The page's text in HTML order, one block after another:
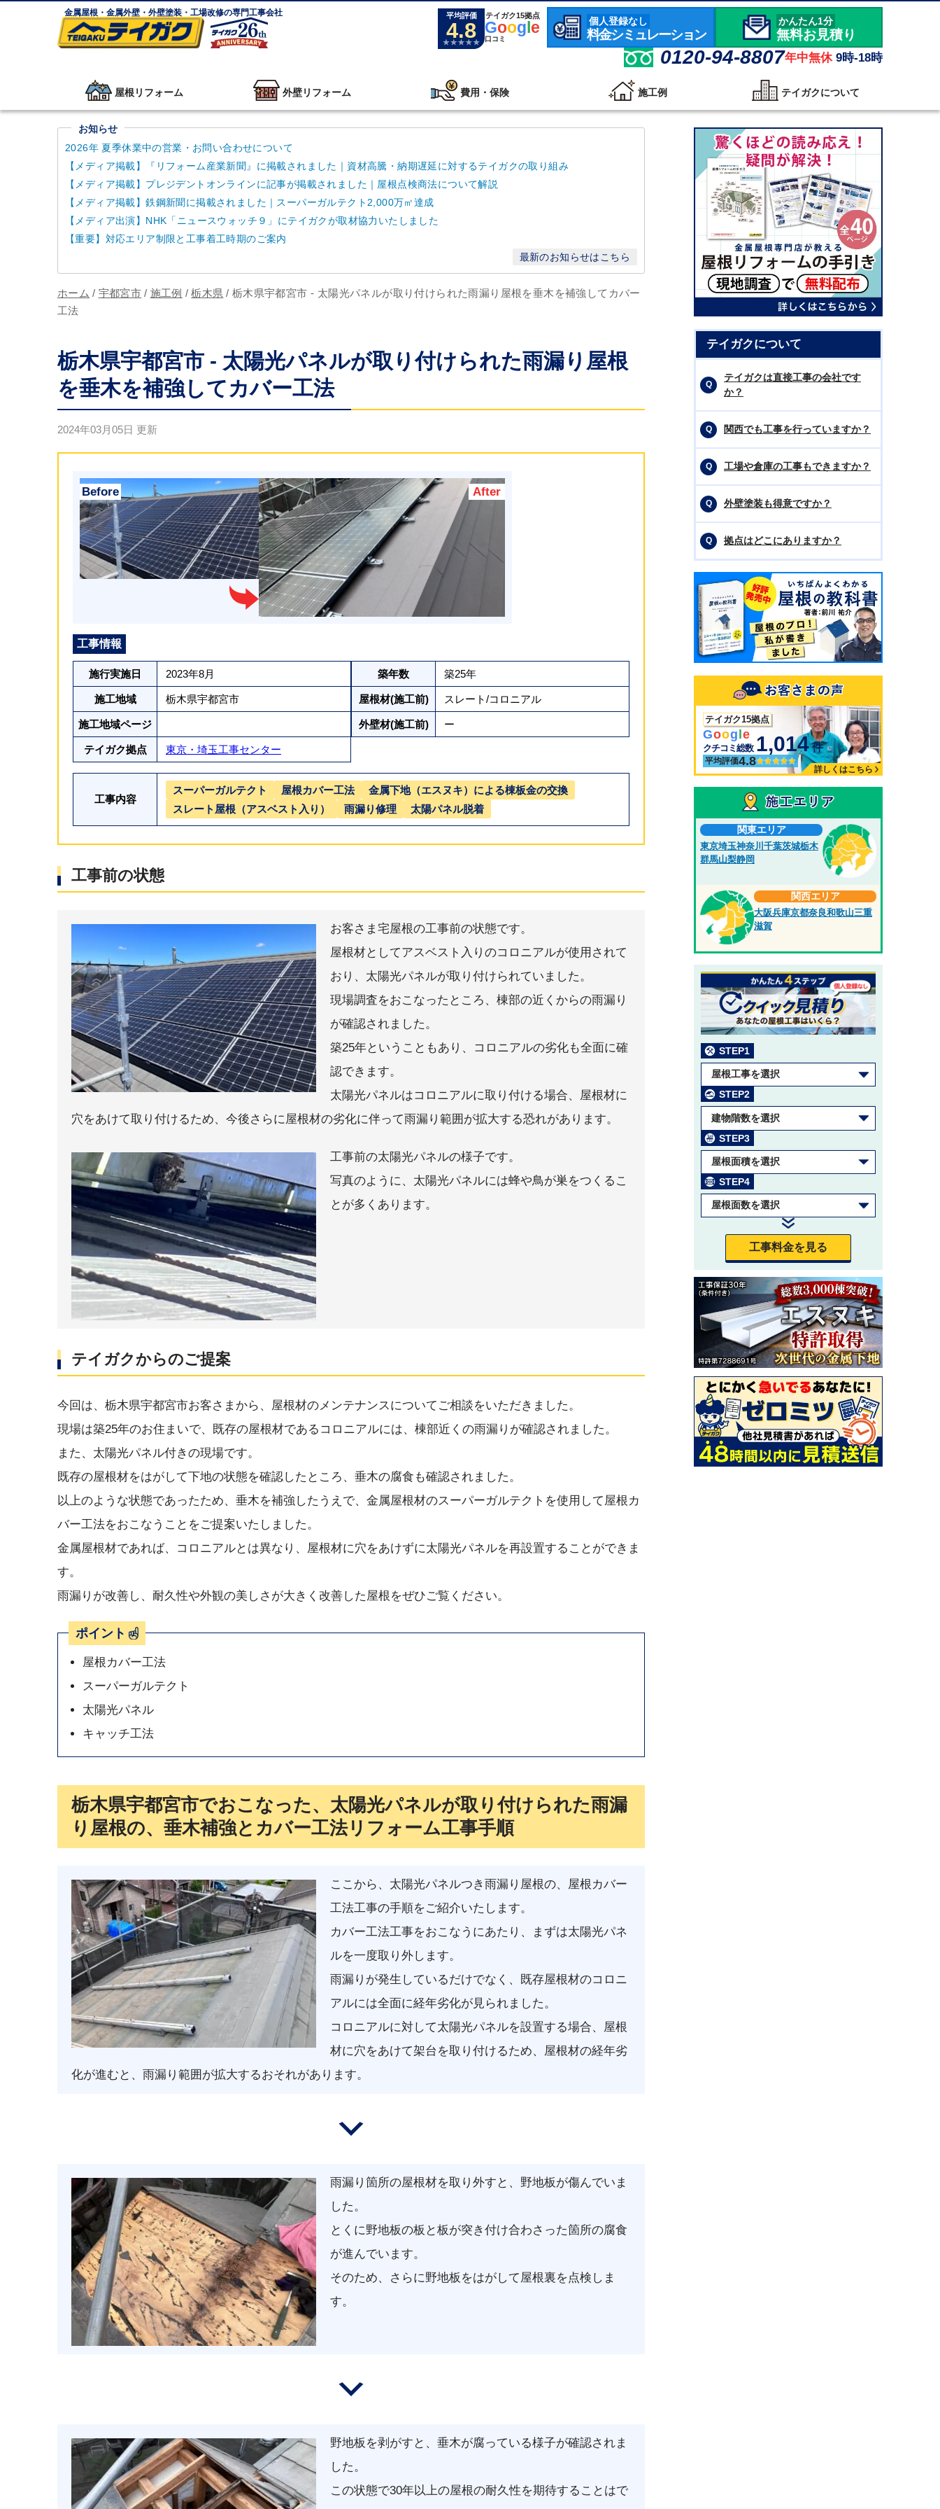
金属屋根・金属外壁・外壁塗装・工場改修の専門工事会社 平均評価
4.8
テイガク15拠点
Google
口コミ
個人登録なし
料金シミュレーション
かんたん1分
無料お見積り
0120-94-8807年中無休 9時-18時
屋根リフォーム 外壁リフォーム 費用・保険 施工例 テイガクについて
お知らせ
2026年 夏季休業中の営業・お問い合わせについて
【メディア掲載】『リフォーム産業新聞』に掲載されました｜資材高騰・納期遅延に対するテイガクの取り組み
【メディア掲載】プレジデントオンラインに記事が掲載されました｜屋根点検商法について解説
【メディア掲載】鉄鋼新聞に掲載されました｜スーパーガルテクト2,000万㎡達成
【メディア出演】NHK「ニュースウォッチ９」にテイガクが取材協力いたしました
【重要】対応エリア制限と工事着工時期のご案内
最新のお知らせはこちら
ホーム / 宇都宮市 / 施工例 / 栃木県 / 栃木県宇都宮市 - 太陽光パネルが取り付けられた雨漏り屋根を垂木を補強してカバー
工法
栃木県宇都宮市 - 太陽光パネルが取り付けられた雨漏り屋根
を垂木を補強してカバー工法
2024年03月05日 更新
工事情報
施行実施日 2023年8月
施工地域 栃木県宇都宮市
施工地域ページ
テイガク拠点 東京・埼玉工事センター
築年数 築25年
屋根材(施工前) スレート/コロニアル
外壁材(施工前) ー
工事内容
スーパーガルテクト 屋根カバー工法
金属下地（エスヌキ）による棟板金の交換
スレート屋根（アスベスト入り）
雨漏り修理 太陽パネル脱着
工事前の状態
お客さま宅屋根の工事前の状態です。
屋根材としてアスベスト入りのコロニアルが使用されて
おり、太陽光パネルが取り付けられていました。
現場調査をおこなったところ、棟部の近くからの雨漏り
が確認されました。
築25年ということもあり、コロニアルの劣化も全面に確
認できます。
太陽光パネルはコロニアルに取り付ける場合、屋根材に
穴をあけて取り付けるため、今後さらに屋根材の劣化に伴って雨漏り範囲が拡大する恐れがあります。
工事前の太陽光パネルの様子です。
写真のように、太陽光パネルには蜂や鳥が巣をつくるこ
とが多くあります。
テイガクからのご提案
今回は、栃木県宇都宮市お客さまから、屋根材のメンテナンスについてご相談をいただきました。
現場は築25年のお住まいで、既存の屋根材であるコロニアルには、棟部近くの雨漏りが確認されました。
また、太陽光パネル付きの現場です。
既存の屋根材をはがして下地の状態を確認したところ、垂木の腐食も確認されました。
以上のような状態であったため、垂木を補強したうえで、金属屋根材のスーパーガルテクトを使用して屋根カ
バー工法をおこなうことをご提案いたしました。
金属屋根材であれば、コロニアルとは異なり、屋根材に穴をあけずに太陽光パネルを再設置することができま
す。
雨漏りが改善し、耐久性や外観の美しさが大きく改善した屋根をぜひご覧ください。
ポイント
屋根カバー工法
スーパーガルテクト
太陽光パネル
キャッチ工法
栃木県宇都宮市でおこなった、太陽光パネルが取り付けられた雨漏
り屋根の、垂木補強とカバー工法リフォーム工事手順
ここから、太陽光パネルつき雨漏り屋根の、屋根カバー
工法工事の手順をご紹介いたします。
カバー工法工事をおこなうにあたり、まずは太陽光パネ
ルを一度取り外します。
雨漏りが発生しているだけでなく、既存屋根材のコロニ
アルには全面に経年劣化が見られました。
コロニアルに対して太陽光パネルを設置する場合、屋根
材に穴をあけて架台を取り付けるため、屋根材の経年劣
化が進むと、雨漏り範囲が拡大するおそれがあります。
雨漏り箇所の屋根材を取り外すと、野地板が傷んでいま
した。
とくに野地板の板と板が突き付け合わさった箇所の腐食
が進んでいます。
そのため、さらに野地板をはがして屋根裏を点検しま
す。
野地板を剥がすと、垂木が腐っている様子が確認されま
した。
この状態で30年以上の屋根の耐久性を期待することはで
テイガクについて
テイガクは直接工事の会社です
か？
関西でも工事を行っていますか？
工場や倉庫の工事もできますか？
外壁塗装も得意ですか？
拠点はどこにありますか？
テイガク15拠点
Goog le
クチコミ総数 1,014 件
平均評価4.8
詳しくはこちら
関東エリア
東京埼玉神奈川 千葉茨城栃木
群馬山梨静岡
関西エリア
大阪兵庫京都奈良和歌山三重
滋賀
STEP1
屋根工事を選択
STEP2
建物階数を選択
STEP3
屋根面積を選択
STEP4
屋根面数を選択
工事料金を見る